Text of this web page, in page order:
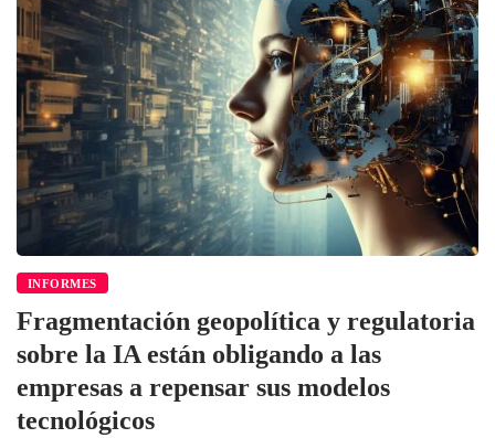
INFORMES
Fragmentación geopolítica y regulatoria
sobre la IA están obligando a las
empresas a repensar sus modelos
tecnológicos